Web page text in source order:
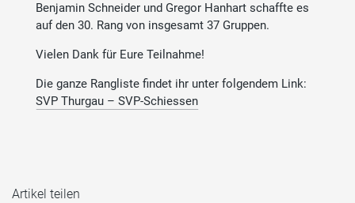
Benjamin Schneider und Gregor Hanhart schaffte es
auf den 30. Rang von insgesamt 37 Gruppen.
Vielen Dank für Eure Teilnahme!
Die ganze Rangliste findet ihr unter folgendem Link:
SVP Thurgau – SVP-Schiessen
Artikel teilen